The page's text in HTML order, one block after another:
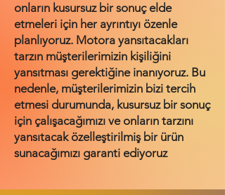
onların kusursuz bir sonuç elde
etmeleri için her ayrıntıyı özenle
planlıyoruz. Motora yansıtacakları
tarzın müşterilerimizin kişiliğini
yansıtması gerektiğine inanıyoruz. Bu
nedenle, müşterilerimizin bizi tercih
etmesi durumunda, kusursuz bir sonuç
için çalışacağımızı ve onların tarzını
yansıtacak özelleştirilmiş bir ürün
sunacağımızı garanti ediyoruz